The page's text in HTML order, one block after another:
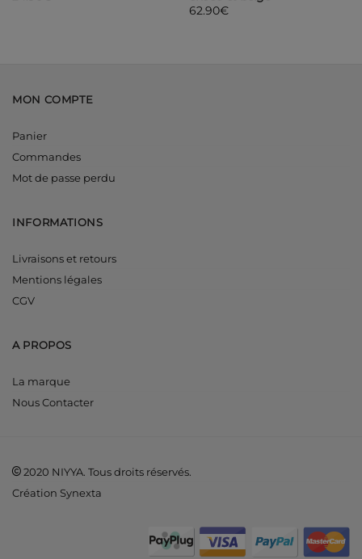
62.90€
MON COMPTE
Panier
Commandes
Mot de passe perdu
INFORMATIONS
Livraisons et retours
Mentions légales
CGV
A PROPOS
La marque
Nous Contacter
2020 NIYYA. Tous droits réservés.
Création Synexta